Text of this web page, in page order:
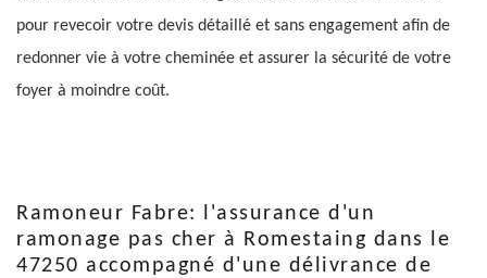
pour revecoir votre devis détaillé et sans engagement afin de
redonner vie à votre cheminée et assurer la sécurité de votre
foyer à moindre coût.
Ramoneur Fabre: l'assurance d'un
ramonage pas cher à Romestaing dans le
47250 accompagné d'une délivrance de